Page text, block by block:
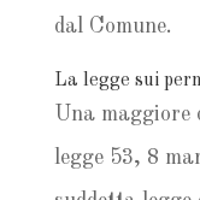
dal Comune.
La legge sui
Una maggiore
legge 53, 8